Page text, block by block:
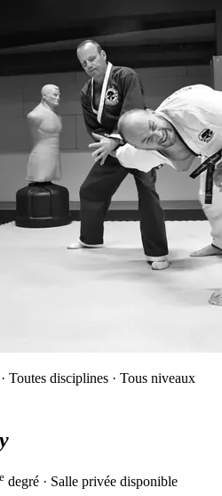
Toutes disciplines · Tous niveaux
e degré · Salle privée disponible